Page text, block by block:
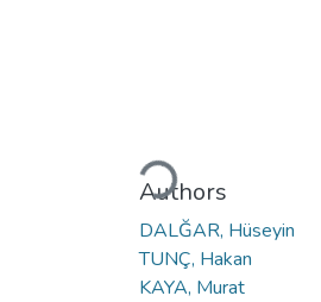
Loading...
Authors
DALĞAR, Hüseyin
TUNÇ, Hakan
KAYA, Murat